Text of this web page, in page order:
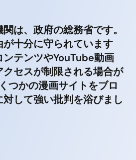
は、政府の総務省です。
十分に守られています
テンツやYouTube動画
セスが制限される場合が
つかの漫画サイトをブロ
して強い批判を浴びまし